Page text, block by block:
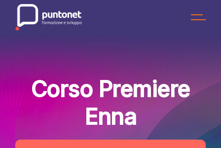
content
Corso Premiere
Enna